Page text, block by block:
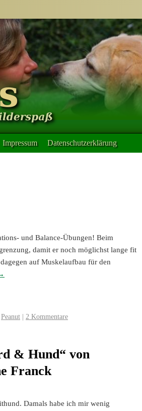
Impressum Datenschutzerklärung
und Balance-Übungen! Beim
damit er noch möglichst lange fit
auf Muskelaufbau für den
Peanut 2 Kommentare
& Hund“ von
Franck
Damals habe ich mir wenig